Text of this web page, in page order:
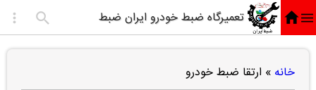
تعمیرگاه ضبط خودرو ایران ضبط
خانه » ارتقا ضبط خودرو